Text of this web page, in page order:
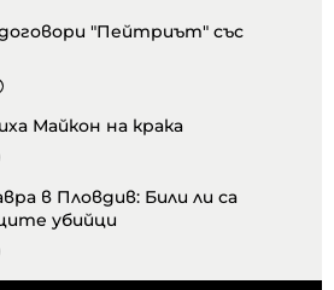
договори "Пейтриът" със
Майкон на крака
в Пловдив: Били ли са
убийци